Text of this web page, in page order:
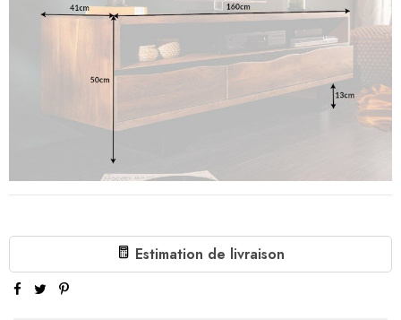
Estimation de livraison